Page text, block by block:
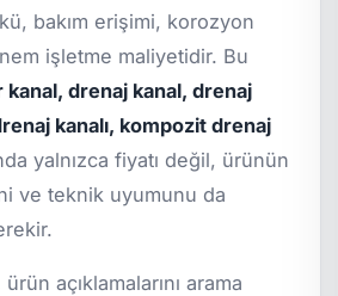
bakım erişimi, korozyon
işletme maliyetidir. Bu
kanal, drenaj kanal, drenaj
kanalı, kompozit drenaj
yalnızca fiyatı değil, ürünün
ve teknik uyumunu da
açıklamalarını arama